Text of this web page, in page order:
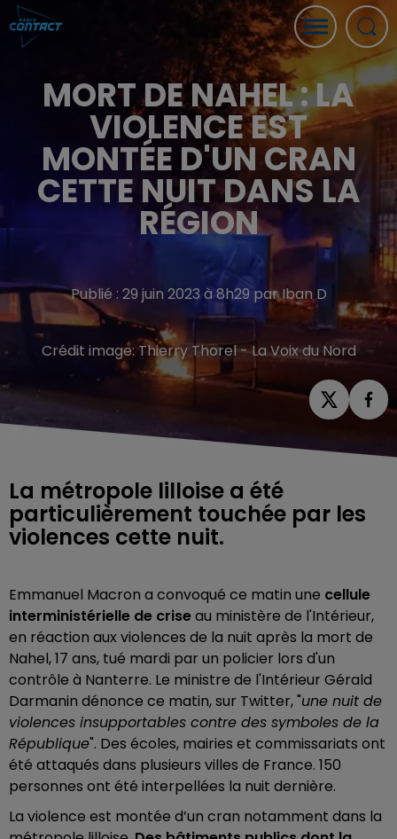
MORT DE NAHEL : LA
VIOLENCE EST
MONTÉE D'UN CRAN
CETTE NUIT DANS LA
RÉGION
Publié : 29 juin 2023 à 8h29 par Iban D
Crédit image:Thierry Thorel - La Voix du Nord
La métropole lilloise a été
particulièrement touchée par les
violences cette nuit.
Emmanuel Macron a convoqué ce matin une cellule
interministérielle de criseau ministère de l'Intérieur,
en réaction aux violences de la nuit après la mort de
Nahel, 17 ans, tué mardi par un policier lors d'un
contrôle à Nanterre. Le ministre de l'Intérieur Gérald
Darmanin dénonce ce matin, sur Twitter, "une nuit de
violences insupportables contre des symboles de la
République". Des écoles, mairies et commissariats ont
été attaqués dans plusieurs villes de France. 150
personnes ont été interpellées la nuit dernière.
La violence est montée d’un cran notamment dans la